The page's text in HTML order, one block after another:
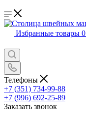
Избранные товары 0
Телефоны
+7 (351) 734-99-88
+7 (996) 692-25-89
Заказать звонок